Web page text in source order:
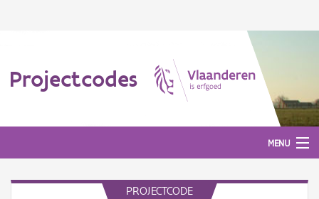
Projectcodes
MENU
PROJECTCODE